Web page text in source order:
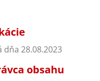
28.08.2023
obsahu